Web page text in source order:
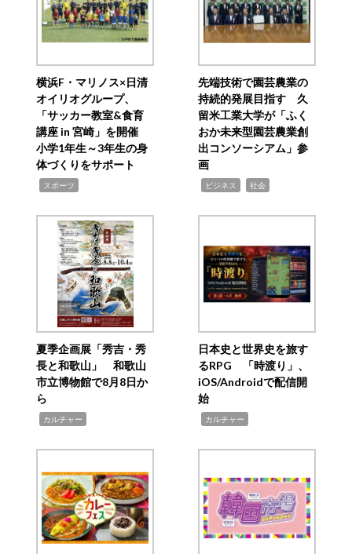
横浜F・マリノス×日清
オイリオグループ、
「サッカー教室&食育
講座 in 宮崎」を開催
小学1年生～3年生の身
体づくりをサポート
スポーツ
先端技術で園芸農業の
持続的発展目指す 久
留米工業大学が「ふく
おか未来型園芸農業創
出コンソーシアム」参
画
ビジネス 社会
夏季企画展「秀吉・秀
長と和歌山」 和歌山
市立博物館で8月8日か
ら
カルチャー
日本史と世界史を旅す
るRPG 「時渡り」、
iOS/Androidで配信開
始
カルチャー